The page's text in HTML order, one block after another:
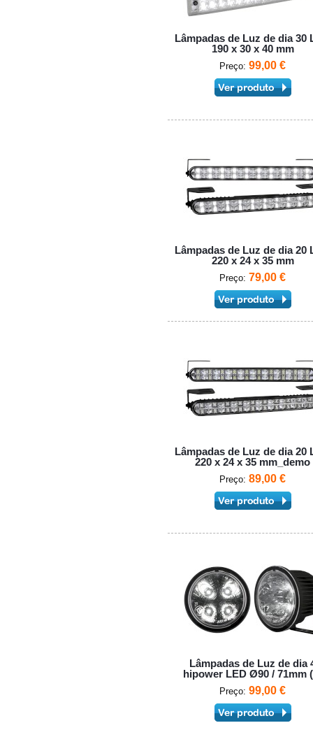
Lâmpadas de Luz de dia 30
190 x 30 x 40 mm
Preço: 99,00 €
Lâmpadas de Luz de dia 20
220 x 24 x 35 mm
Preço: 79,00 €
Lâmpadas de Luz de dia 20
220 x 24 x 35 mm_demo
Preço: 89,00 €
Lâmpadas de Luz de dia
hipower LED Ø90 / 71mm
Preço: 99,00 €